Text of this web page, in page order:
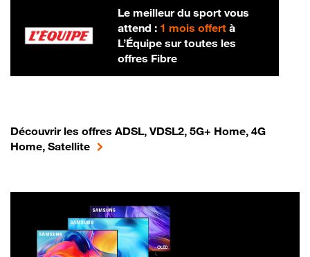
Le meilleur du sport vous
attend : 1 mois offertà
L’Équipe sur toutes les
offres Fibre
Découvrir les offres ADSL, VDSL2, 5G+ Home, 4G
Home, Satellite